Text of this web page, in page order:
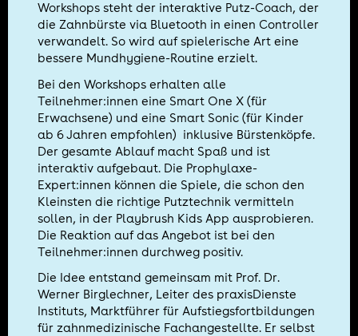
Workshops steht der interaktive Putz-Coach, der
die Zahnbürste via Bluetooth in einen Controller
verwandelt. So wird auf spielerische Art eine
bessere Mundhygiene-Routine erzielt.
Bei den Workshops erhalten alle
Teilnehmer:innen eine Smart One X (für
Erwachsene) und eine Smart Sonic (für Kinder
ab 6 Jahren empfohlen) inklusive Bürstenköpfe.
Der gesamte Ablauf macht Spaß und ist
interaktiv aufgebaut. Die Prophylaxe-
Expert:innen können die Spiele, die schon den
Kleinsten die richtige Putztechnik vermitteln
sollen, in der Playbrush Kids App ausprobieren.
Die Reaktion auf das Angebot ist bei den
Teilnehmer:innen durchweg positiv.
Die Idee entstand gemeinsam mit Prof. Dr.
Werner Birglechner, Leiter des praxisDienste
Instituts, Marktführer für Aufstiegsfortbildungen
für zahnmedizinische Fachangestellte. Er selbst